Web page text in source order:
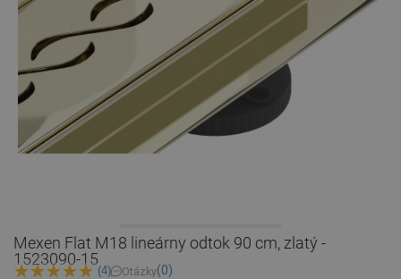
Mexen Flat M18 lineárny odtok 90 cm, zlatý -
1523090-15
(4) Otázky(0)